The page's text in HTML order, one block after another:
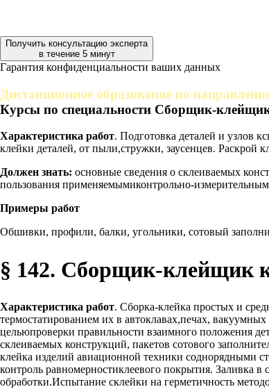
Получить консультацию эксперта
в течение 5 минут
Гарантия конфиденциальности ваших данных
Дистанционное образование по
Курсы по специальности Сборщик-
Характеристика работ. Подготовка деталей и узлов
клейки деталей, от пыли,стружки, заусенцев. Раскрой
Должен знать: основные сведения о склеиваемых
пользования применяемымиконтрольно-
Примеры работ
Обшивки, профили, балки, угольники, сотовый
§ 142. Сборщик-клейщик
Характеристика работ. Сборка-клейка простых и
термостатированием их в автоклавах,печах,
цельюпроверки правильности взаимного положения
склеиваемых конструкций, пакетов сотового
клейка изделий авиационной техники соднорядными
контроль равномерностиклеевого покрытия. Заливка
обработки.Испытание склейки на герметичность